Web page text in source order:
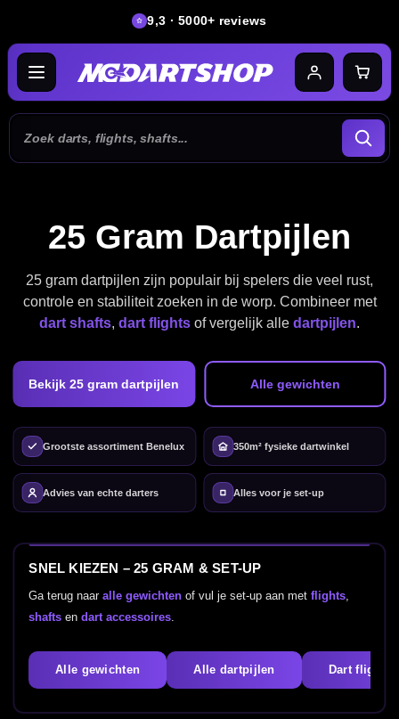
9,3 · 5000+ reviews
25 Gram Dartpijlen
25 gram dartpijlen zijn populair bij spelers die veel rust,
controle en stabiliteit zoeken in de worp. Combineer met
dart shafts, dart flights of vergelijk alle dartpijlen.
Bekijk 25 gram dartpijlen Alle gewichten
Grootste assortiment Benelux 350m² fysieke dartwinkel
Advies van echte darters Alles voor je set-up
SNEL KIEZEN – 25 GRAM & SET-UP
Ga terug naaralle gewichten of vul je set-up aan metflights,
shafts endart accessoires.
Alle gewichten Alle dartpijlen Dart flights